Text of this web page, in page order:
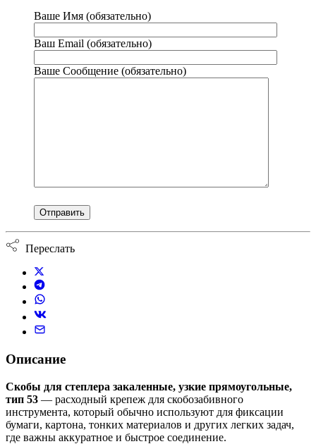
Ваше Имя (обязательно)
Ваш Email (обязательно)
Ваше Сообщение (обязательно)
Переслать
Описание
Скобы для степлера закаленные, узкие прямоугольные,
тип 53 — расходный крепеж для скобозабивного
инструмента, который обычно используют для фиксации
бумаги, картона, тонких материалов и других легких задач,
где важны аккуратное и быстрое соединение.